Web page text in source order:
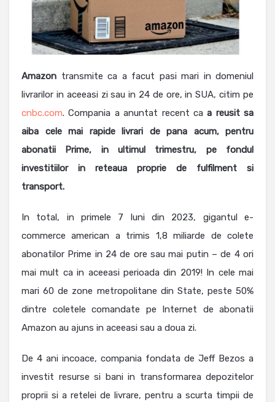
Amazon transmite ca a facut pasi mari in domeniul
livrarilor in aceeasi zi sau in 24 de ore, in SUA, citim pe
cnbc.com. Compania a anuntat recent caa reusit sa
aiba cele mai rapide livrari de pana acum, pentru
abonatii Prime, in ultimul trimestru, pe fondul
investitiilor in reteaua proprie de fulfilment si
transport.
In total, in primele 7 luni din 2023, gigantul e-
commerce american a trimis 1,8 miliarde de colete
abonatilor Prime in 24 de ore sau mai putin – de 4 ori
mai mult ca in aceeasi perioada din 2019! In cele mai
mari 60 de zone metropolitane din State, peste 50%
dintre coletele comandate pe Internet de abonatii
Amazon au ajuns in aceeasi sau a doua zi.
De 4 ani incoace, compania fondata de Jeff Bezos a
investit resurse si bani in transformarea depozitelor
proprii si a retelei de livrare, pentru a scurta timpii de